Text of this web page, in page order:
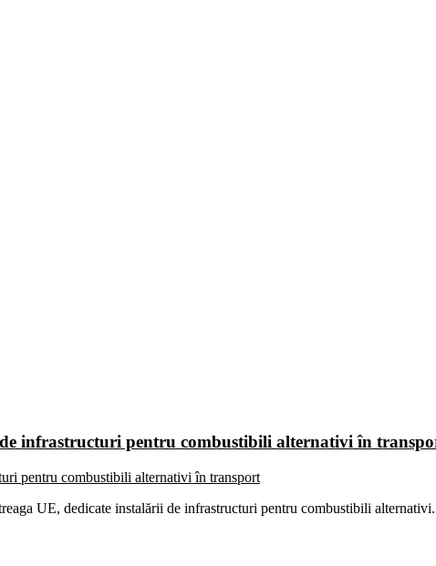
infrastructuri pentru combustibili alternativi în
UE, dedicate instalării de infrastructuri pentru combustibili